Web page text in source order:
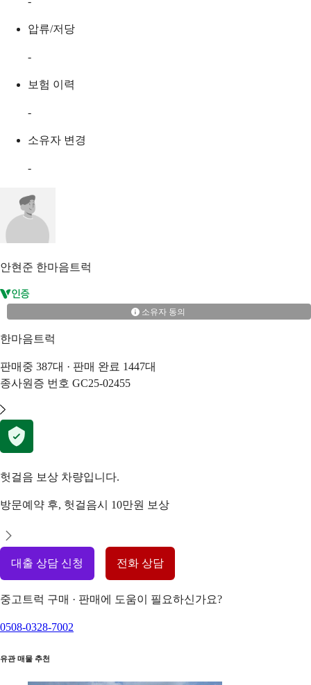
압류/저당
-
보험 이력
-
소유자 변경
-
안현준 한마음트럭
소유자 동의
한마음트럭
판매중 387대 · 판매 완료 1447대
종사원증 번호 GC25-02455
헛걸음 보상 차량입니다.
방문예약 후, 헛걸음시 10만원 보상
대출 상담 신청 전화 상담
중고트럭 구매 · 판매에 도움이 필요하신가요?
0508-0328-7002
유관 매물 추천